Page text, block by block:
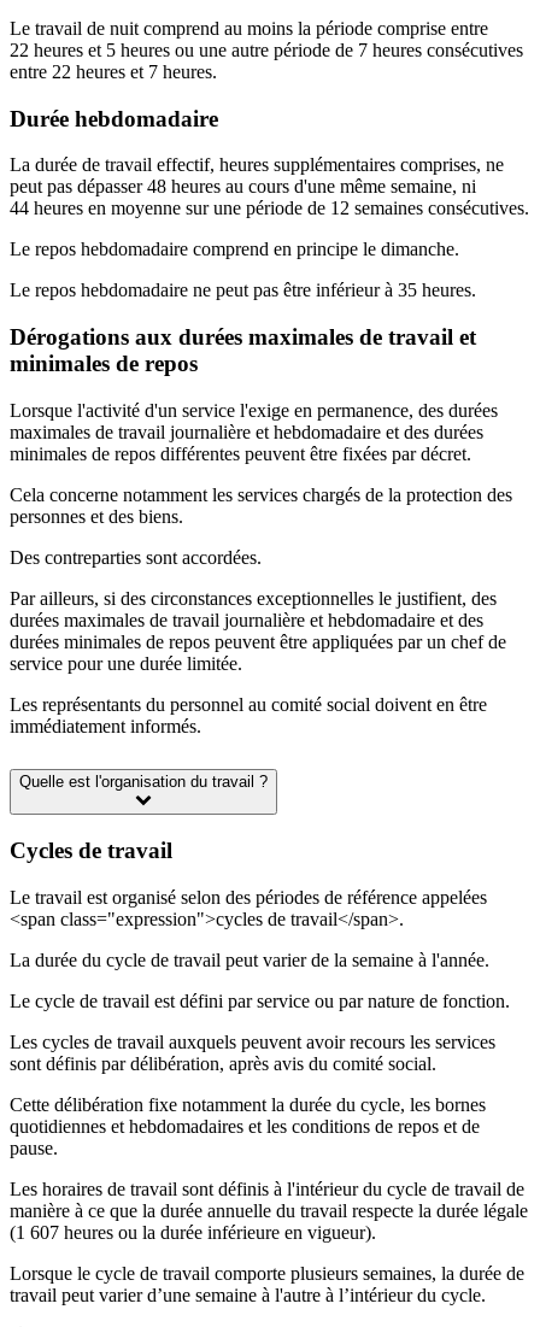
Le travail de nuit comprend au moins la période comprise entre
22 heures et 5 heures ou une autre période de 7 heures consécutives
entre 22 heures et 7 heures.
Durée hebdomadaire
La durée de travail effectif, heures supplémentaires comprises, ne
peut pas dépasser 48 heures au cours d'une même semaine, ni
44 heures en moyenne sur une période de 12 semaines consécutives.
Le repos hebdomadaire comprend en principe le dimanche.
Le repos hebdomadaire ne peut pas être inférieur à 35 heures.
Dérogations aux durées maximales de travail et
minimales de repos
Lorsque l'activité d'un service l'exige en permanence, des durées
maximales de travail journalière et hebdomadaire et des durées
minimales de repos différentes peuvent être fixées par décret.
Cela concerne notamment les services chargés de la protection des
personnes et des biens.
Des contreparties sont accordées.
Par ailleurs, si des circonstances exceptionnelles le justifient, des
durées maximales de travail journalière et hebdomadaire et des
durées minimales de repos peuvent être appliquées par un chef de
service pour une durée limitée.
Les représentants du personnel au comité social doivent en être
immédiatement informés.
Quelle est l'organisation du travail ?
Cycles de travail
Le travail est organisé selon des périodes de référence appelées
<span class="expression">cycles de travail</span>.
La durée du cycle de travail peut varier de la semaine à l'année.
Le cycle de travail est défini par service ou par nature de fonction.
Les cycles de travail auxquels peuvent avoir recours les services
sont définis par délibération, après avis du comité social.
Cette délibération fixe notamment la durée du cycle, les bornes
quotidiennes et hebdomadaires et les conditions de repos et de
pause.
Les horaires de travail sont définis à l'intérieur du cycle de travail de
manière à ce que la durée annuelle du travail respecte la durée légale
(1 607 heures ou la durée inférieure en vigueur).
Lorsque le cycle de travail comporte plusieurs semaines, la durée de
travail peut varier d’une semaine à l'autre à l’intérieur du cycle.